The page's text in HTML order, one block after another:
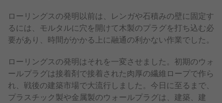
ローリングスの発明以前は、レンガや石積みの壁に固定す
るには、モルタルに穴を開けて木製のプラグを打ち込む必
要があり、時間がかかる上に融通の利かない作業でした。
ローリングスの発明はそれを一変させました。初期のウォ
ールプラグは接着剤で接着された肉厚の繊維ロープで作ら
れ、戦後の建築市場で大流行しました。今日に至るまで、
プラスチック製や金属製のウォールプラグは、建築、建